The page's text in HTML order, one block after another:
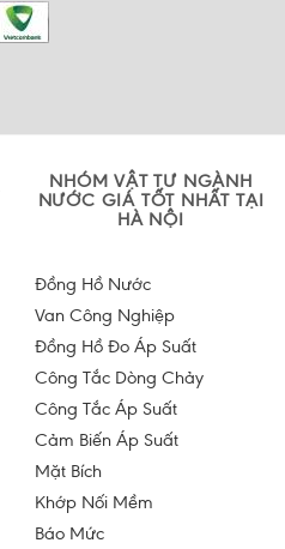
NHÓM VẬT TƯ NGÀNH
NƯỚC GIÁ TỐT NHẤT TẠI
HÀ NỘI
Đồng Hồ Nước
Van Công Nghiệp
Đồng Hồ Đo Áp Suất
Công Tắc Dòng Chảy
Công Tắc Áp Suất
Cảm Biến Áp Suất
Mặt Bích
Khớp Nối Mềm
Báo Mức